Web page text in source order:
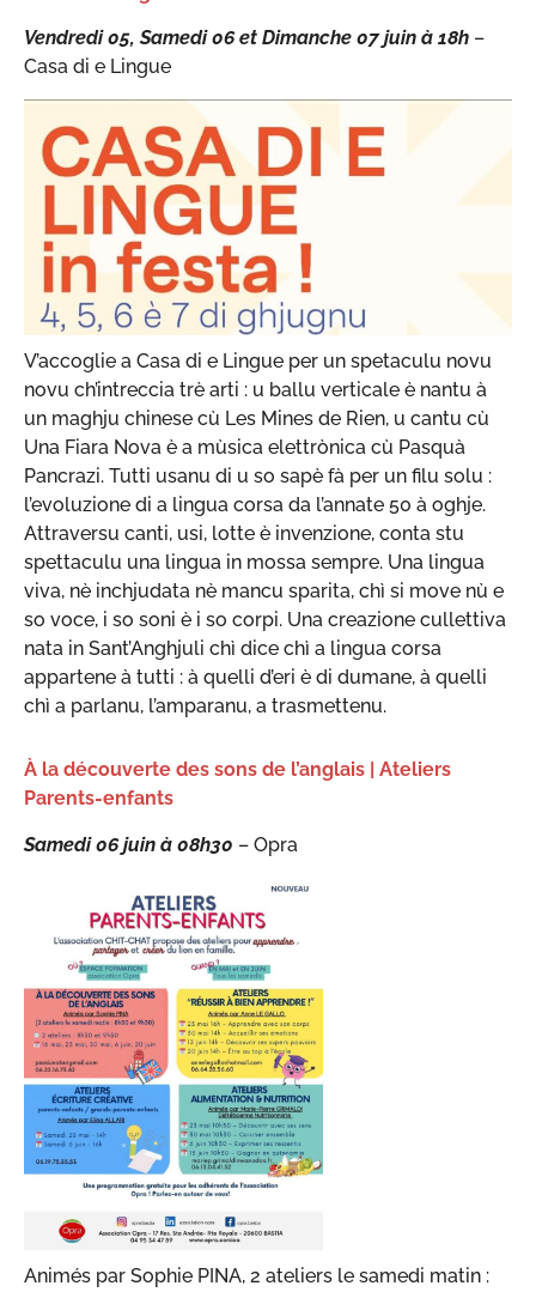
Vendredi 05, Samedi 06 et Dimanche 07 juin à 18h –
Casa di e Lingue
V’accoglie a Casa di e Lingue per un spetaculu novu
novu ch’intreccia trè arti : u ballu verticale è nantu à
un maghju chinese cù Les Mines de Rien, u cantu cù
Una Fiara Nova è a mùsica elettrònica cù Pasquà
Pancrazi. Tutti usanu di u so sapè fà per un filu solu :
l’evoluzione di a lingua corsa da l’annate 50 à oghje.
Attraversu canti, usi, lotte è invenzione, conta stu
spettaculu una lingua in mossa sempre. Una lingua
viva, nè inchjudata nè mancu sparita, chì si move nù e
so voce, i so soni è i so corpi. Una creazione cullettiva
nata in Sant’Anghjuli chì dice chì a lingua corsa
appartene à tutti : à quelli d’eri è di dumane, à quelli
chì a parlanu, l’amparanu, a trasmettenu.
À la découverte des sons de l’anglais | Ateliers
Parents-enfants
Samedi 06 juin à 08h30 – Opra
Animés par Sophie PINA, 2 ateliers le samedi matin :